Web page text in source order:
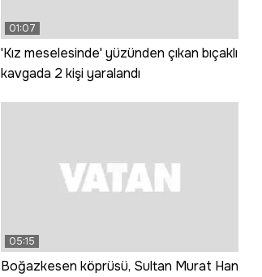
01:07
'Kız meselesinde' yüzünden çıkan bıçaklı
kavgada 2 kişi yaralandı
05:15
Boğazkesen köprüsü, Sultan Murat Han